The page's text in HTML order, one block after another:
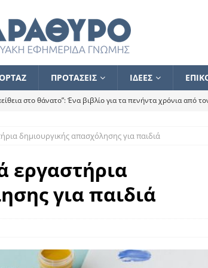
ΠΡΟΤΑΣΕΙΣ ΙΔΕΕΣ
στο θάνατο”: Ένα βιβλίο για τα πενήντα χρόνια από
το ποιος κοροϊδεύει ποιον Αλέξη
ΑΝΑΓΝΩΣΕΙΣ
ότι δεν υπάρχει παρακολούθηση και κέντρο το
θερμά όσους σπεύδουν να το ενισχύσουν – Συνεχίζουμε
των εκλογών
ΑΝΑΓΝΩΣΕΙΣ
δημιουργικής απασχόλησης για παιδιά
εργαστήρια
για παιδιά